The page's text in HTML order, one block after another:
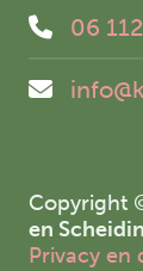
06
Copyright
en
Privacy en